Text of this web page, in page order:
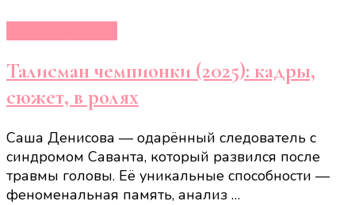
Талисман чемпионки (2025): кадры,
сюжет, в ролях
Саша Денисова — одарённый следователь с
синдромом Саванта, который развился после
травмы головы. Её уникальные способности —
феноменальная память, анализ …